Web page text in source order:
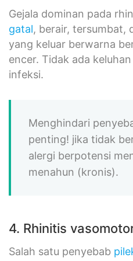
Gejala dominan pada
gatal, berair, tersumbat,
yang keluar berwarna
encer. Tidak ada
infeksi.
Menghindari
penting! jika tidak
alergi berpotensi
menahun (kronis).
4. Rhinitis
Salah satu penyebab